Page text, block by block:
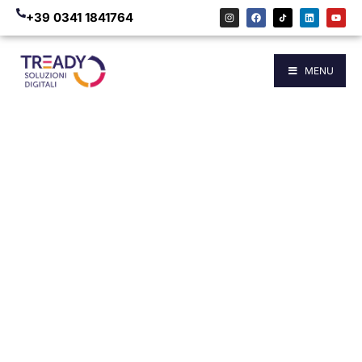
+39 0341 1841764
MENU